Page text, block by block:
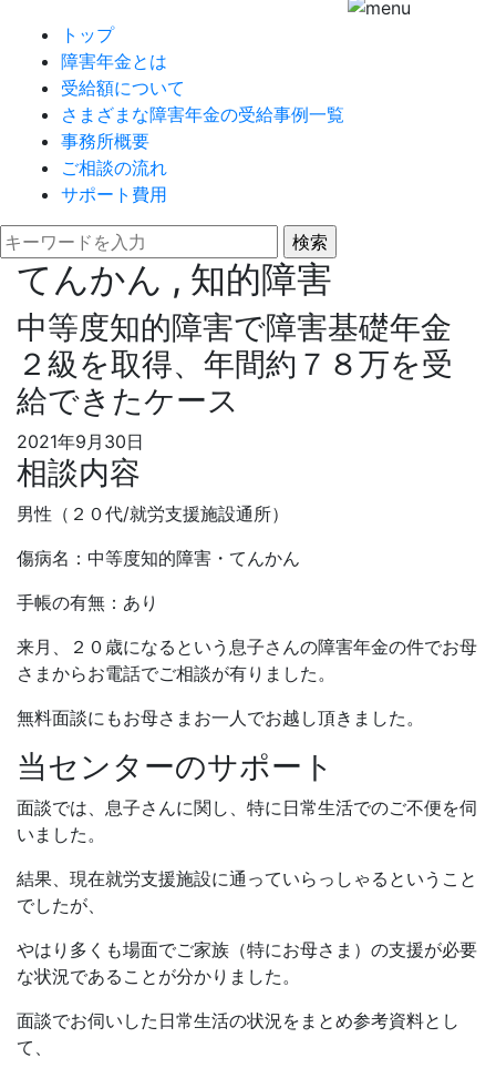
トップ
障害年金とは
受給額について
さまざまな障害年金の受給事例一覧
事務所概要
ご相談の流れ
サポート費用
てんかん , 知的障害
中等度知的障害で障害基礎年金
２級を取得、年間約７８万を受
給できたケース
2021年9月30日
相談内容
男性（２０代/就労支援施設通所）
傷病名：中等度知的障害・てんかん
手帳の有無：あり
来月、２０歳になるという息子さんの障害年金の件でお母
さまからお電話でご相談が有りました。
無料面談にもお母さまお一人でお越し頂きました。
当センターのサポート
面談では、息子さんに関し、特に日常生活でのご不便を伺
いました。
結果、現在就労支援施設に通っていらっしゃるということ
でしたが、
やはり多くも場面でご家族（特にお母さま）の支援が必要
な状況であることが分かりました。
面談でお伺いした日常生活の状況をまとめ参考資料とし
て、